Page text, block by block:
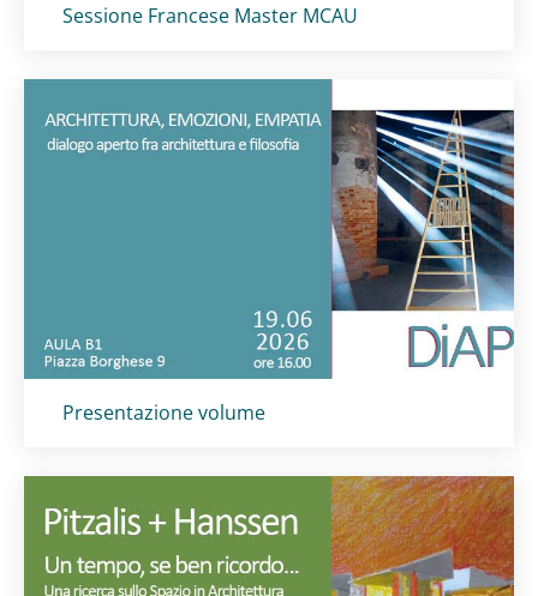
Titolo card:
Sessione Francese Master MCAU
Titolo card:
Presentazione volume